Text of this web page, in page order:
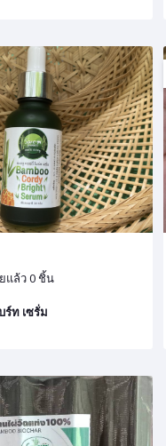
แล้ว 0 ชิ้น
ร์ท เซรั่ม